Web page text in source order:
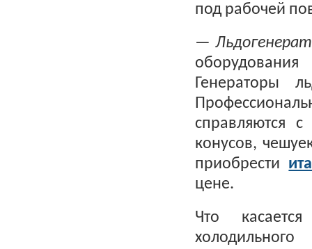
под рабочей
—
Генераторы
справляются
конусов,
приобрести
цене.
Что